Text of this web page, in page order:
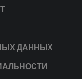
ДАННЫХ